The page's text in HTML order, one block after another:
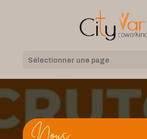
Sélectionner une page